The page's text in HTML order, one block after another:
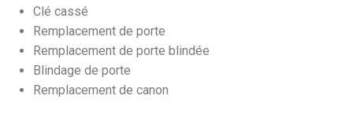
Clé cassé
Remplacement de porte
Remplacement de porte blindée
Blindage de porte
Remplacement de canon